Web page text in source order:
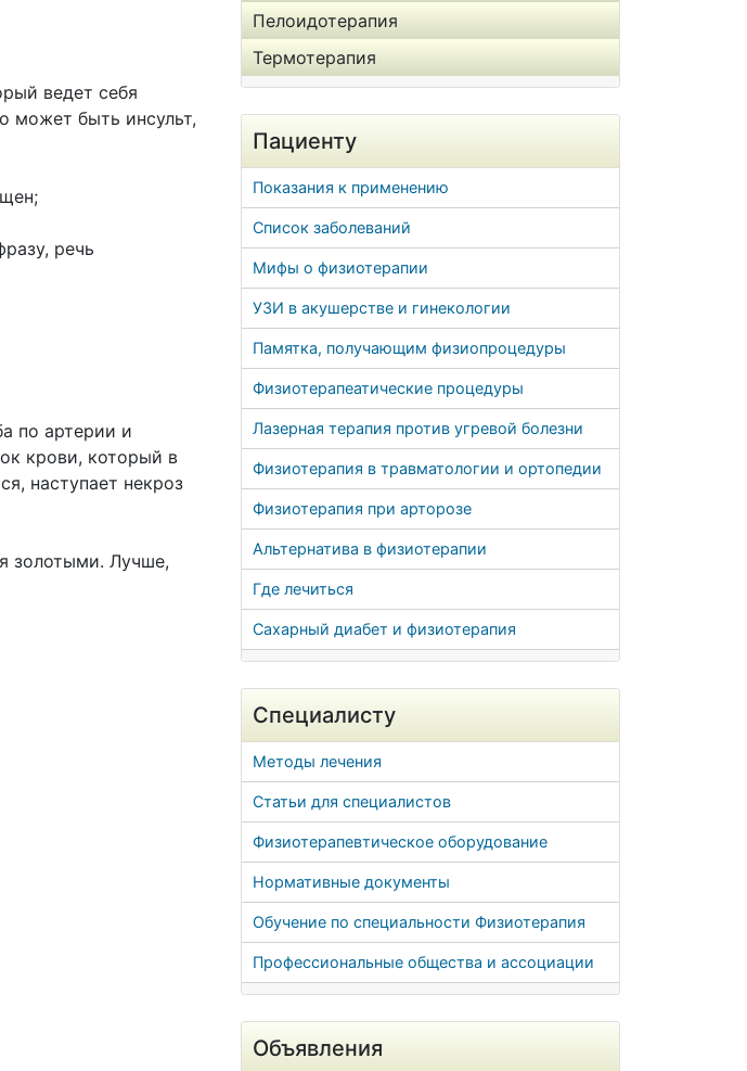
ведет себя
может быть инсульт,
речь
по артерии и
крови, который в
наступает некроз
золотыми. Лучше,
Пелоидотерапия
Термотерапия
Пациенту
Показания к применению
Список заболеваний
Мифы о физиотерапии
УЗИ в акушерстве и гинекологии
Памятка, получающим физиопроцедуры
Физиотерапеатические процедуры
Лазерная терапия против угревой болезни
Физиотерапия в травматологии и ортопедии
Физиотерапия при арторозе
Альтернатива в физиотерапии
Где лечиться
Сахарный диабет и физиотерапия
Специалисту
Методы лечения
Статьи для специалистов
Физиотерапевтическое оборудование
Нормативные документы
Обучение по специальности Физиотерапия
Профессиональные общества и ассоциации
Объявления